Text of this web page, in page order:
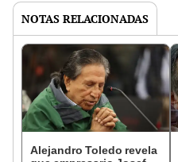
NOTAS RELACIONADAS
Alejandro Toledo revela